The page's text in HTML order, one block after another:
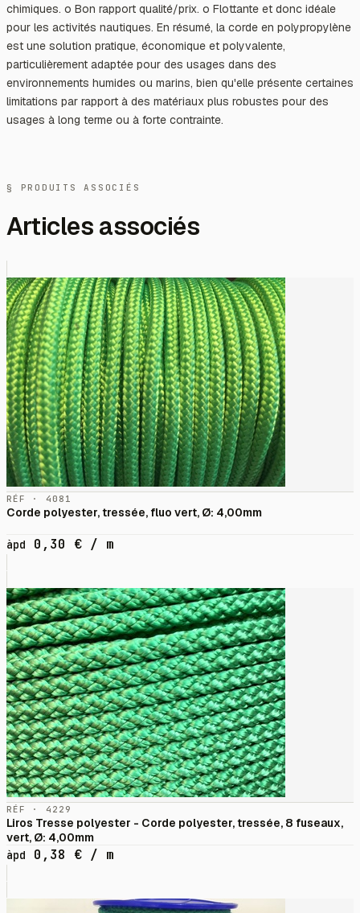
chimiques. o Bon rapport qualité/prix. o Flottante et donc idéale
pour les activités nautiques. En résumé, la corde en polypropylène
est une solution pratique, économique et polyvalente,
particulièrement adaptée pour des usages dans des
environnements humides ou marins, bien qu'elle présente certaines
limitations par rapport à des matériaux plus robustes pour des
usages à long terme ou à forte contrainte.
§ PRODUITS ASSOCIÉS
Articles associés
RÉF · 4081
Corde polyester, tressée, fluo vert, Ø: 4,00mm
àpd 0,30 € / m
RÉF · 4229
Liros Tresse polyester - Corde polyester, tressée, 8 fuseaux,
vert, Ø: 4,00mm
àpd
0,38 € / m